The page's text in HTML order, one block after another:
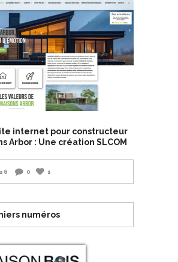
internet pour constructeur
Arbor : Une création SLCOM
0 1
numéros